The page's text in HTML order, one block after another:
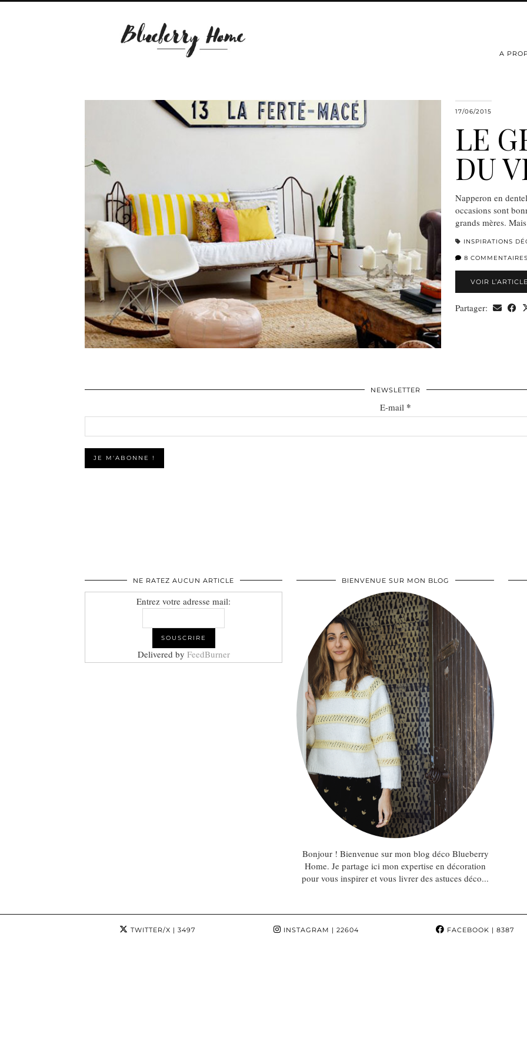
A
17/06/2015
LE
DU
Napperon en
occasions sont
grands mères.
INSPIRATIONS
8
VOIR
Partager:
NEWSLETTER
E-mail *
NE RATEZ AUCUN ARTICLE
Entrez votre adresse mail:
Delivered by FeedBurner
BIENVENUE SUR MON BLOG
Bonjour ! Bienvenue sur mon blog déco Blueberry
Home. Je partage ici mon expertise en décoration
pour vous inspirer et vous livrer des astuces déco...
TWITTER/X | 3497 INSTAGRAM | 22604 FACEBOOK | 8387